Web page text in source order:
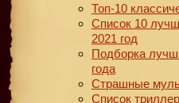
Топ-10
Список 10
2021 год
Подборка
года
Страшные
Список